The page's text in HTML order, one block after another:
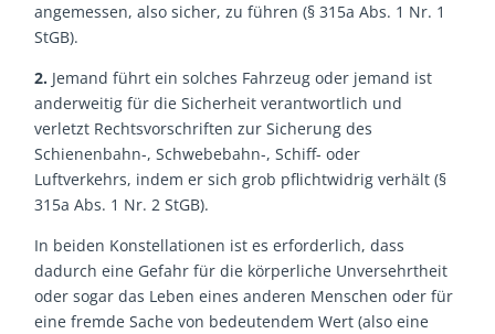
angemessen, also sicher, zu führen (§ 315a Abs. 1 Nr. 1
StGB).
2. Jemand führt ein solches Fahrzeug oder jemand ist
anderweitig für die Sicherheit verantwortlich und
verletzt Rechtsvorschriften zur Sicherung des
Schienenbahn-, Schwebebahn-, Schiff- oder
Luftverkehrs, indem er sich grob pflichtwidrig verhält (§
315a Abs. 1 Nr. 2 StGB).
In beiden Konstellationen ist es erforderlich, dass
dadurch eine Gefahr für die körperliche Unversehrtheit
oder sogar das Leben eines anderen Menschen oder für
eine fremde Sache von bedeutendem Wert (also eine